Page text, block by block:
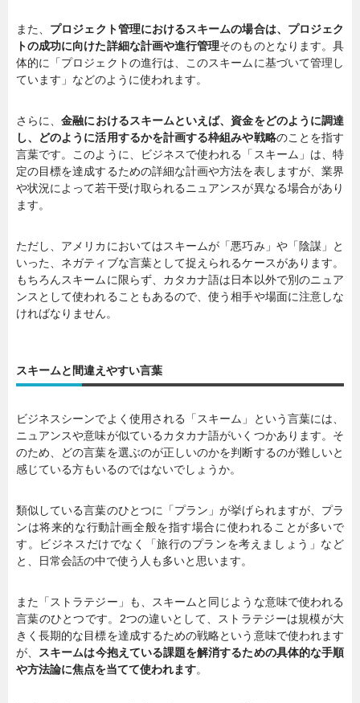
また、 プロジェクト管理におけるスキームの場合は、プロジェク
トの成功に向けた詳細な計画や進行管理そのものとなります。具
体的に「プロジェクトの進行は、このスキームに基づいて管理し
ています」などのように使われます。
さらに、金融におけるスキームといえば、資金をどのように調達
し、どのように活用するかを計画する枠組みや戦略のことを指す
言葉です。このように、ビジネスで使われる「スキーム」は、特
定の目標を達成するための詳細な計画や方法を表しますが、業界
や状況によって若干受け取られるニュアンスが異なる場合があり
ます。
ただし、アメリカにおいてはスキームが「悪巧み」や「陰謀」と
いった、ネガティブな言葉として捉えられるケースがあります。
もちろんスキームに限らず、カタカナ語は日本以外で別のニュア
ンスとして使われることもあるので、使う相手や場面に注意しな
ければなりません。
スキームと間違えやすい言葉
ビジネスシーンでよく使用される「スキーム」という言葉には、
ニュアンスや意味が似ているカタカナ語がいくつかあります。そ
のため、どの言葉を選ぶのが正しいのかを判断するのが難しいと
感じている方もいるのではないでしょうか。
類似している言葉のひとつに「プラン」が挙げられますが、プラ
ンは将来的な行動計画全般を指す場合に使われることが多いで
す。ビジネスだけでなく「旅行のプランを考えましょう」など
と、日常会話の中で使う人も多いと思います。
また「ストラテジー」も、スキームと同じような意味で使われる
言葉のひとつです。2つの違いとして、ストラテジーは規模が大
きく長期的な目標を達成するための戦略という意味で使われます
が、 スキームは今抱えている課題を解消するための具体的な手順
や方法論に焦点を当てて使われます。